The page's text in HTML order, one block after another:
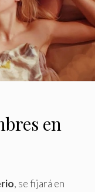
en
, se fijará en